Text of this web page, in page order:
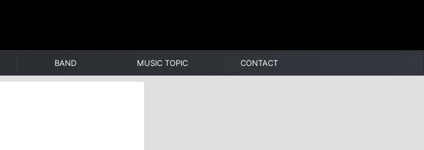
BAND MUSIC TOPIC CONTACT